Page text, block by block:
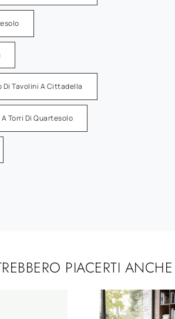
Di Tavolini A Cittadella
Torri Di Quartesolo
PIACERTI ANCHE